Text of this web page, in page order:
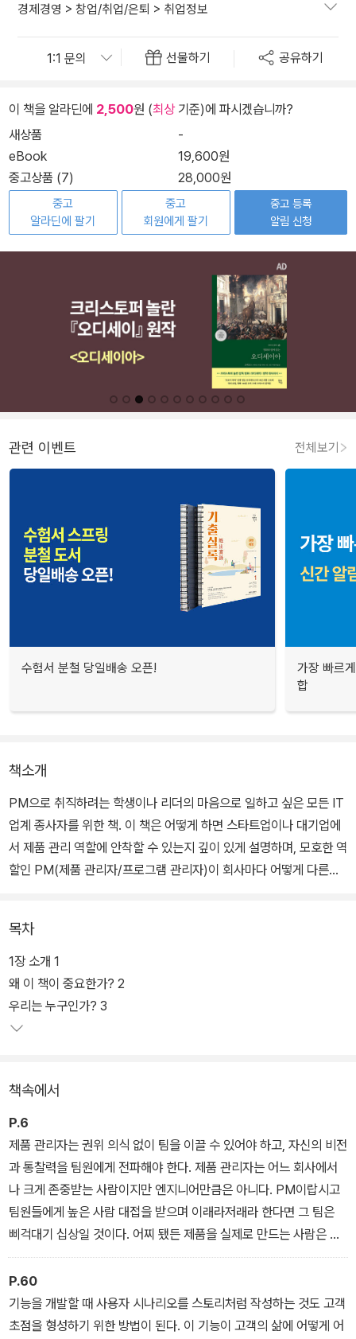
경제경영 > 창업/취업/은퇴 > 취업정보
선물하기 공유하기
이 책을 알라딘에 2,500원 (최상기준)에 파시겠습니까?
새상품
-
eBook
19,600원
중고상품 (7)
28,000원
중고
알라딘에 팔기
중고
회원에게 팔기
중고 등록
알림 신청
관련 이벤트 전체보기
수험서 분철 당일배송 오픈!
가장 빠르
합
책소개
PM으로 취직하려는 학생이나 리더의 마음으로 일하고 싶은 모든 IT
업계 종사자를 위한 책. 이 책은 어떻게 하면 스타트업이나 대기업에
서 제품 관리 역할에 안착할 수 있는지 깊이 있게 설명하며, 모호한 역
할인 PM(제품 관리자/프로그램 관리자)이 회사마다 어떻게 다른지,
또한 뛰어난 PM들의 이력서와 자기소개서는 어떤 모습이었는지, 최
종적으로 PM 면접에는 어떻게 임해야 하는지, 면접장에서 쏟아질 추
산 질문, 행동 질문, 사례 질문, 제품 질문, 코딩 질문에 어떻게 답해야
하고, 가장 중요한 ‘자기 홍보’를 어떻게 매력적으로 해야 하는지 속속
목차
1장 소개 1
왜 이 책이 중요한가? 2
우리는 누구인가? 3
책속에서
P.6
제품 관리자는 권위 의식 없이 팀을 이끌 수 있어야 하고, 자신의 비전
과 통찰력을 팀원에게 전파해야 한다. 제품 관리자는 어느 회사에서
나 크게 존중받는 사람이지만 엔지니어만큼은 아니다. PM이랍시고
팀원들에게 높은 사람 대접을 받으며 이래라저래라 한다면 그 팀은
삐걱대기 십상일 것이다. 어찌 됐든 제품을 실제로 만드는 사람은 엔
지니어가 아닌가? 제품 관리자는 엔지니어를 적으로 만들어서는 안
된다.
P.60
기능을 개발할 때 사용자 시나리오를 스토리처럼 작성하는 것도 고객
초점을 형성하기 위한 방법이 된다. 이 기능이 고객의 삶에 어떻게 어